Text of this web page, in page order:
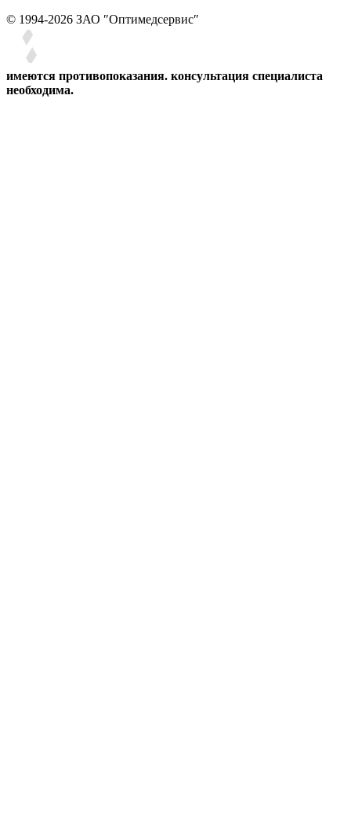
© 1994-2026 ЗАО ″Оптимедсервис″
имеются противопоказания. консультация специалиста
необходима.